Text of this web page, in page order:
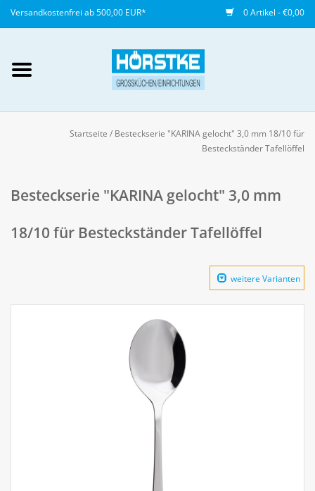
Versandkostenfrei ab 500,00 EUR* 0 Artikel - €0,00
anlegen
NEU
Gedeckter Tisch
Startseite / Besteckserie "KARINA gelocht" 3,0 mm 18/10 für
Besteckständer Tafellöffel
Besteckserie "KARINA gelocht" 3,0 mm
18/10 für Besteckständer Tafellöffel
weitere Varianten